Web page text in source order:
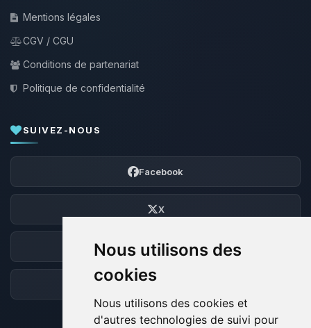
Nous utilisons des
cookies
Nous utilisons des cookies et
d'autres technologies de suivi pour
Mentions légales
CGV / CGU
Conditions de partenariat
Politique de confidentialité
SUIVEZ-NOUS
Facebook
X
Discord
Forum